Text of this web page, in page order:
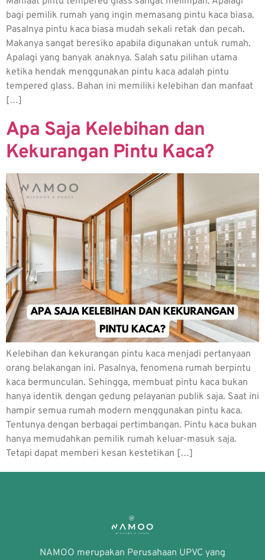
bagi pemilik rumah yang ingin memasang pintu kaca biasa.
Pasalnya pintu kaca biasa mudah sekali retak dan pecah.
Makanya sangat beresiko apabila digunakan untuk rumah.
Apalagi yang banyak anaknya. Salah satu pilihan utama
ketika hendak menggunakan pintu kaca adalah pintu
tempered glass. Bahan ini memiliki kelebihan dan manfaat
[…]
Apa Saja Kelebihan dan
Kekurangan Pintu Kaca?
Kelebihan dan kekurangan pintu kaca menjadi pertanyaan
orang belakangan ini. Pasalnya, fenomena rumah berpintu
kaca bermunculan. Sehingga, membuat pintu kaca bukan
hanya identik dengan gedung pelayanan publik saja. Saat ini
hampir semua rumah modern menggunakan pintu kaca.
Tentunya dengan berbagai pertimbangan. Pintu kaca bukan
hanya memudahkan pemilik rumah keluar-masuk saja.
Tetapi dapat memberi kesan kestetikan […]
NAMOO merupakan Perusahaan UPVC yang